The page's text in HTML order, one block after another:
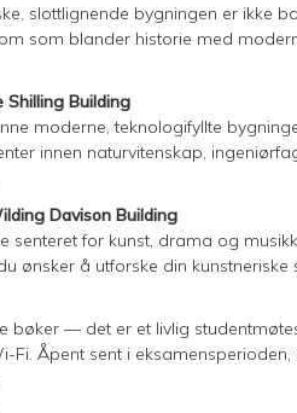
slottlignende bygningen er ikke
som blander historie med
Shilling Building
moderne, teknologifyllte
innen naturvitenskap,
Davison Building
senteret for kunst, drama og
ønsker å utforske din kunstneriske
bøker — det er et livlig
Fi. Åpent sent i